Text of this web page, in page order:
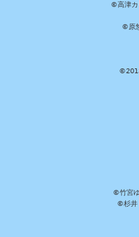
©高津カ
©原
©竹宮
©杉井